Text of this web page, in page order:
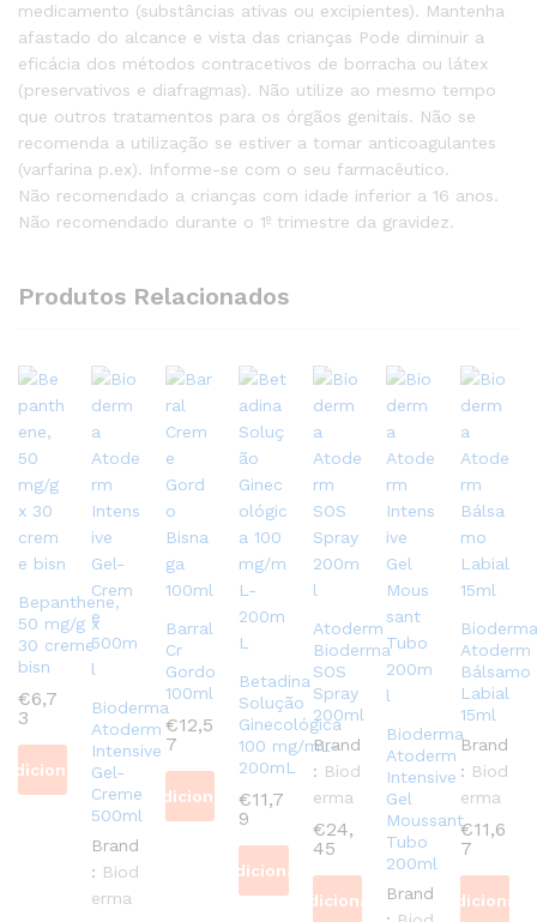
medicamento (substâncias ativas ou excipientes). Mantenha
afastado do alcance e vista das crianças Pode diminuir a
eficácia dos métodos contracetivos de borracha ou látex
(preservativos e diafragmas). Não utilize ao mesmo tempo
que outros tratamentos para os órgãos genitais. Não se
recomenda a utilização se estiver a tomar anticoagulantes
(varfarina p.ex). Informe-se com o seu farmacêutico.
Não recomendado a crianças com idade inferior a 16 anos.
Não recomendado durante o 1º trimestre da gravidez.
Produtos Relacionados
Bepanthene,
50 mg/g x
30 creme
bisn
€6,7
3
Adicionar
Bioderma
Atoderm
Intensive
Gel-
Creme
500ml
Brand
: Biod
erma
Barral
Cr
Gordo
100ml
€12,5
7
Adicionar
Betadina
Solução
Ginecológica
100 mg/mL-
200mL
€11,7
9
Adicionar
Atoderm
Bioderma
SOS
Spray
200ml
Brand
: Biod
erma
€24,
45
Adicionar
Bioderma
Atoderm
Intensive
Gel
Moussant
Tubo
200ml
Brand
Bioderma
Atoderm
Bálsamo
Labial
15ml
Brand
: Biod
erma
€11,6
7
Adicionar